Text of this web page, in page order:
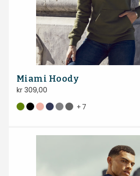
Miami Hoody
kr309,00
+ 7